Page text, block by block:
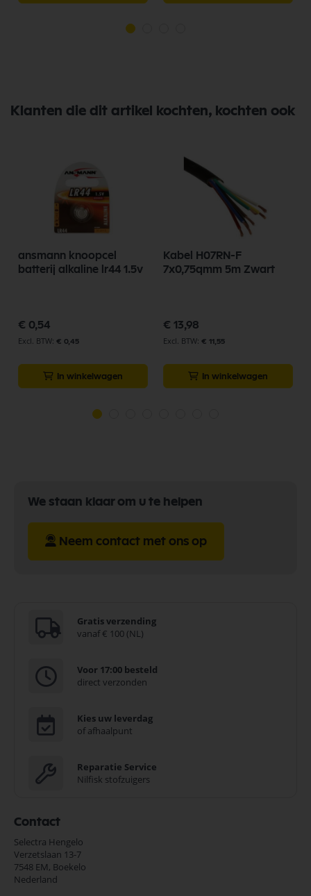
Klanten die dit artikel kochten, kochten ook
ansmann knoopcel
batterij alkaline lr44 1.5v
€ 0,54
€ 0,45
In winkelwagen
Kabel H07RN-F
7x0,75qmm 5m Zwart
€ 13,98
€ 11,55
In winkelwagen
We staan klaar om u te helpen
Neem contact met ons op
Gratis verzending
vanaf € 100 (NL)
Voor 17:00 besteld
direct verzonden
Kies uw leverdag
of afhaalpunt
Reparatie Service
Nilfisk stofzuigers
Contact
Selectra Hengelo
Verzetslaan 13-7
7548 EM, Boekelo
Nederland